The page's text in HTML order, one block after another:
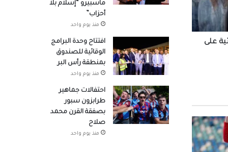
شباب
على
ماسبيرو “إسلام بلا
أحزاب”
منذ يوم واحد
افتتاح وحدة البرامج
الوقائية للصندوق
بمنطقة رأس البر
منذ يوم واحد
احتفالات جماهير
طرابزون سبور
بصفقة القرن محمد
صلاح
منذ يوم واحد